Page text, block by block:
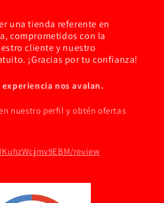
una tienda referente en
comprometidos con la
cliente y nuestro
¡Gracias por tu confianza!
experiencia nos avalan.
nuestro perfil y obtén ofertas
review